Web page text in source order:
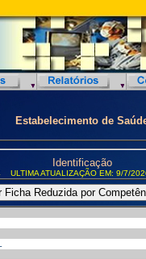
Estabelecimento de
Identificação
ULTIMA ATUALIZAÇÃO EM: 9/7/